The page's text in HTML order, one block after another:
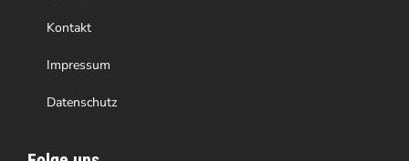
Kontakt
Impressum
Datenschutz